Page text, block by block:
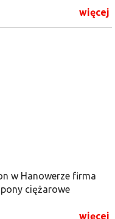
więcej
w Hanowerze firma
ciężarowe
więcej